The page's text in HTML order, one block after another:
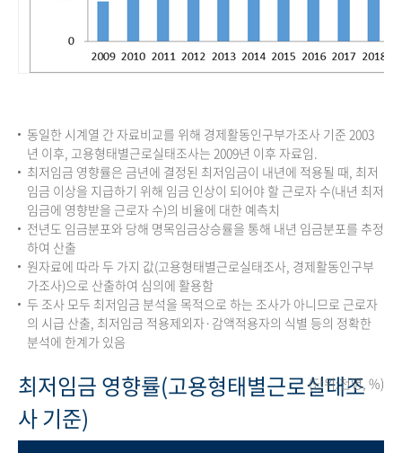
동일한 시계열 간 자료비교를 위해 경제활동인구부가조사 기준 2003
년 이후, 고용형태별근로실태조사는 2009년 이후 자료임.
최저임금 영향률은 금년에 결정된 최저임금이 내년에 적용될 때, 최저
임금 이상을 지급하기 위해 임금 인상이 되어야 할 근로자 수(내년 최저
임금에 영향받을 근로자 수)의 비율에 대한 예측치
전년도 임금분포와 당해 명목임금상승률을 통해 내년 임금분포를 추정
하여 산출
원자료에 따라 두 가지 값(고용형태별근로실태조사, 경제활동인구부
가조사)으로 산출하여 심의에 활용함
두 조사 모두 최저임금 분석을 목적으로 하는 조사가 아니므로 근로자
의 시급 산출, 최저임금 적용제외자·감액적용자의 식별 등의 정확한
분석에 한계가 있음
최저임금 영향률(고용형태별근로실태조
사 기준)
(단위:천명, %)